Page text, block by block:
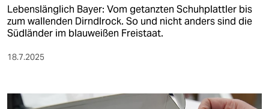
Lebenslänglich Bayer: Vom getanzten Schuhplattler bis
zum wallenden Dirndlrock. So und nicht anders sind die
Südländer im blauweißen Freistaat.
18.7.2025